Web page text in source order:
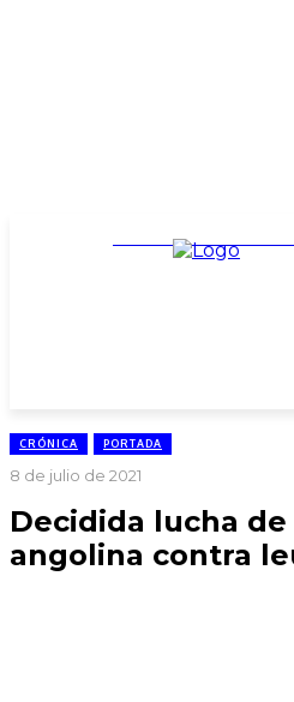
TARIFARIO
CRÓNICA PORTADA
8 de julio de 2021
Decidida lucha
angolina contra